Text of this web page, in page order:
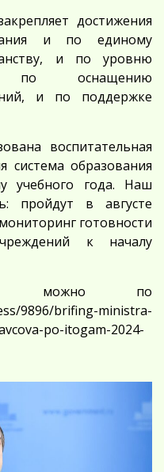
достижения
и по единому
и по уровню
по оснащению
и по поддержке
воспитательная
образования
учебного года. Наш
пройдут в августе
готовности
к началу
можно по
9896/brifing-ministra-
po-itogam-2024-